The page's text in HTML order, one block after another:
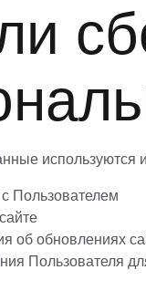
используются
Пользователем
об обновлениях
Пользователя